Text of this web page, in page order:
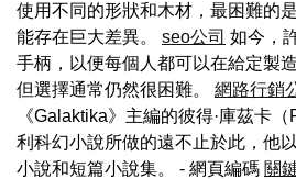
使用不同的形狀和木材，最困難的
能存在巨大差異。 seo公司 如今，
手柄，以便每個人都可以在給定製
但選擇通常仍然很困難。 網路行銷
《Galaktika》主編的彼得·庫茲卡
利科幻小說所做的遠不止於此，他
小說和短篇小說集。 - 網頁編碼 關